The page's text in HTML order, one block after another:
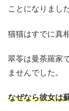
ことになりました
猫猫はすでに真
翠苓は曼荼羅家
ませんでした。
なぜなら彼女は